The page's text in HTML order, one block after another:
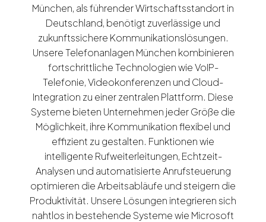
München, als führender Wirtschaftsstandort in
Deutschland, benötigt zuverlässige und
zukunftssichere Kommunikationslösungen.
Unsere Telefonanlagen München kombinieren
fortschrittliche Technologien wie VoIP-
Telefonie, Videokonferenzen und Cloud-
Integration zu einer zentralen Plattform. Diese
Systeme bieten Unternehmen jeder Größe die
Möglichkeit, ihre Kommunikation flexibel und
effizient zu gestalten. Funktionen wie
intelligente Rufweiterleitungen, Echtzeit-
Analysen und automatisierte Anrufsteuerung
optimieren die Arbeitsabläufe und steigern die
Produktivität. Unsere Lösungen integrieren sich
nahtlos in bestehende Systeme wie Microsoft